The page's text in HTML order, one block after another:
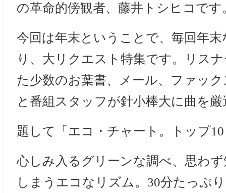
の革命的傍観者、藤井トシヒコです
今回は年末ということで、毎回年
り、大リクエスト特集です。リス
た少数のお葉書、メール、ファッ
と番組スタッフが針小棒大に曲を厳
題して「エコ・チャート。トップ
心しみ入るグリーンな調べ、思わ
しまうエコなリズム。30分たっぷ